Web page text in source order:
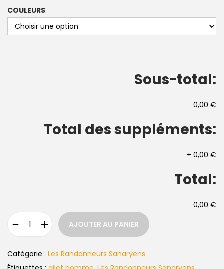
COULEURS
Sous-total:
0,00 €
Total des suppléments:
+ 0,00 €
Total:
0,00 €
AJOUTER AU PANIER
Catégorie : Les Randonneurs Sanaryens